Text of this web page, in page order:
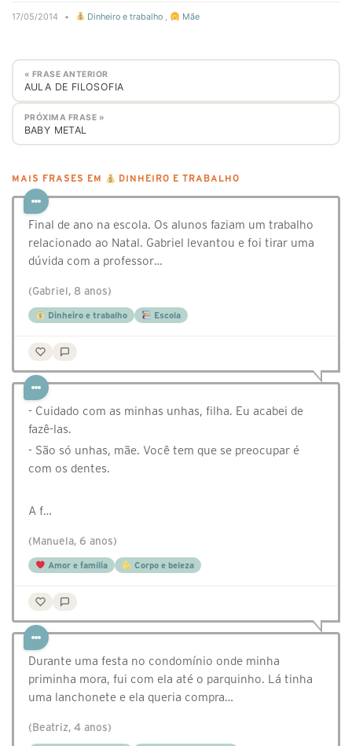
17/05/2014 • Dinheiro e trabalho , Mãe
« FRASE ANTERIOR
AULA DE FILOSOFIA
PRÓXIMA FRASE »
BABY METAL
MAIS FRASES EM DINHEIRO E TRABALHO
Final de ano na escola. Os alunos faziam um trabalho
relacionado ao Natal. Gabriel levantou e foi tirar uma
dúvida com a professor…
(Gabriel, 8 anos)
Dinheiro e trabalho Escola
- Cuidado com as minhas unhas, filha. Eu acabei de
fazê-las.
- São só unhas, mãe. Você tem que se preocupar é
com os dentes.
A f…
(Manuela, 6 anos)
Amor e família Corpo e beleza
Durante uma festa no condomínio onde minha
priminha mora, fui com ela até o parquinho. Lá tinha
uma lanchonete e ela queria compra…
(Beatriz, 4 anos)